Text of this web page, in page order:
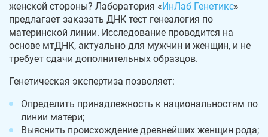
женской стороны? Лаборатория « ИнЛаб Генетикс»
предлагает заказать ДНК тест генеалогия по
материнской линии. Исследование проводится на
основе мтДНК, актуально для мужчин и женщин, и не
требует сдачи дополнительных образцов.
Генетическая экспертиза позволяет:
Определить принадлежность к национальностям по
линии матери;
Выяснить происхождение древнейших женщин рода;